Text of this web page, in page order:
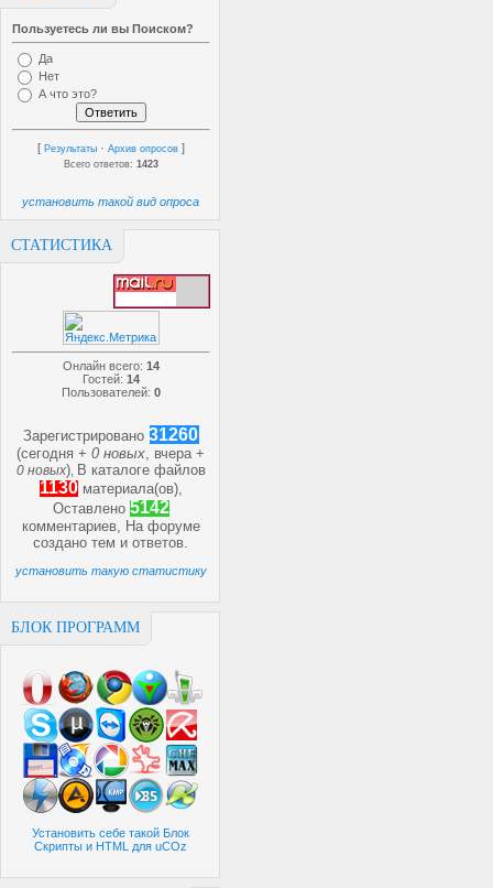
Пользуетесь ли вы Поиском?
Да
Нет
А что это?
[ Результаты · Архив опросов ]
Всего ответов: 1423
установить такой вид опроса
СТАТИСТИКА
Онлайн всего: 14
Гостей: 14
Пользователей: 0
Зарегистрировано 31260
(сегодня +0 новых, вчера +
0 новых) В каталоге файлов
1130 материала(ов),
Оставлено 5142
комментариев, На форуме
созданотем иответов.
установить такую статистику
БЛОК ПРОГРАММ
Установить себе такой Блок
Скрипты и HTML для uCOz